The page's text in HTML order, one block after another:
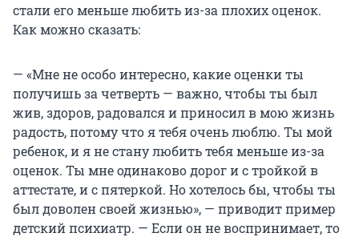
стали его меньше любить из-за плохих оценок.
Как можно сказать:
— «Мне не особо интересно, какие оценки ты
получишь за четверть — важно, чтобы ты был
жив, здоров, радовался и приносил в мою жизнь
радость, потому что я тебя очень люблю. Ты мой
ребенок, и я не стану любить тебя меньше из-за
оценок. Ты мне одинаково дорог и с тройкой в
аттестате, и с пятеркой. Но хотелось бы, чтобы ты
был доволен своей жизнью», — приводит пример
детский психиатр. — Если он не воспринимает, то